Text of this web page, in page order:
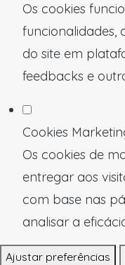
Os cookies
funcionalidades,
do site em
feedbacks e
Cookies
Os cookies de
entregar aos
com base nas
analisar a
Ajustar preferências